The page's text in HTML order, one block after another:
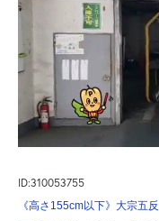
ID:310053755
《高さ155cm以下》大宗五